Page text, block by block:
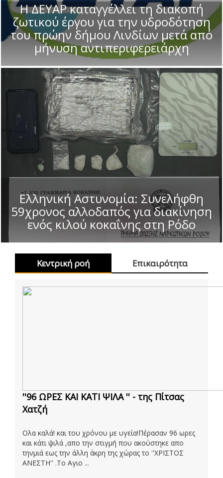
Η ΔΕΥΑΡ καταγγέλλει τη διακοπή
ζωτικού έργου για την υδροδότηση
του πρώην δήμου Λινδίων μετά από
μήνυση αντιπεριφερειάρχη
Ελληνική Αστυνομία: Συνελήφθη
59χρονος αλλοδαπός για διακίνηση
ενός κιλού κοκαΐνης στη Ρόδο
Κεντρική ροή Επικαιρότητα
''96 ΩΡΕΣ ΚΑΙ ΚΑΤΙ ΨΙΛΑ '' - της Πίτσας
Χατζή
Ολα καλά! και του χρόνου με υγεία!Πέρασαν 96 ωρες
και κάτι ψιλά ,απο την στιγμή που ακούστηκε απο
τηνμιά εως την άλλη άκρη της χώρας το ''ΧΡΙΣΤΟΣ
ΑΝΕΣΤΗ'' .Το Αγιο ...